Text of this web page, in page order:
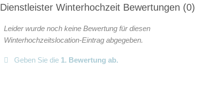
instagram Perfekte Jahreszeit
Helikopterlandeplatz Candybar
Dienstleister Winterhochzeit Bewertungen 0
Leider wurde noch keine Bewertung für diesen
Winterhochzeitslocation-Eintrag abgegeben.
Geben Sie die 1. Bewertung ab.